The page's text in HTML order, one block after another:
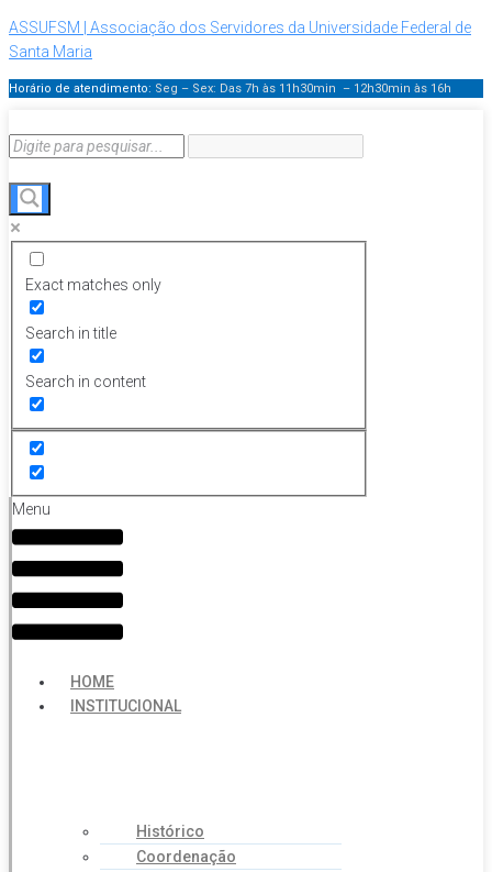
ASSUFSM | Associação dos Servidores da Universidade Federal de
Santa Maria
Horário de atendimento: Seg – Sex: Das 7h às 11h30min – 12h30min às 16h
Exact matches only
Search in title
Search in content
Menu
HOME
INSTITUCIONAL
Histórico
Coordenação